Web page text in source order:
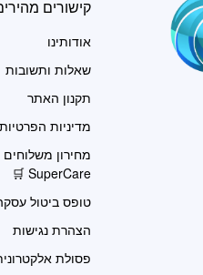
קישורים
אודותינו
שאלות ותשובות
תקנון האתר
מדיניות הפרטיות
מחירון משלוחים
SuperCare 🛒
טופס ביטול
הצהרת נגישות
פסולת